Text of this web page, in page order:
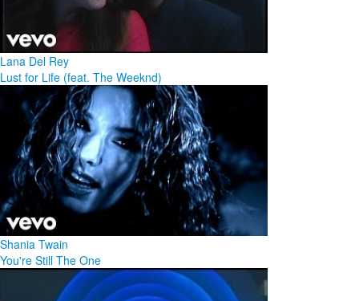
Lana Del Rey
Lust for Life (feat. The Weeknd)
Shania Twain
You're Still The One